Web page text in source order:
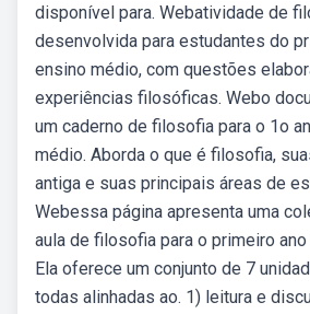
disponível para. Webatividade de
desenvolvida para estudantes do
ensino médio, com questões
experiências filosóficas. Webo
um caderno de filosofia para o 1o
médio. Aborda o que é filosofia,
antiga e suas principais áreas de
Webessa página apresenta uma
aula de filosofia para o primeiro
Ela oferece um conjunto de 7
todas alinhadas ao. 1) leitura e